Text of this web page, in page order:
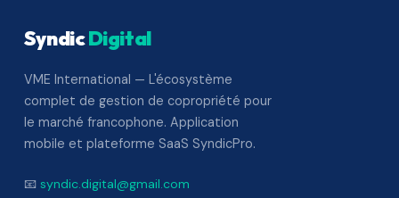
SyndicDigital
VME International — L'écosystème
complet de gestion de copropriété pour
le marché francophone. Application
mobile et plateforme SaaS SyndicPro.
📧 syndic.digital@gmail.com